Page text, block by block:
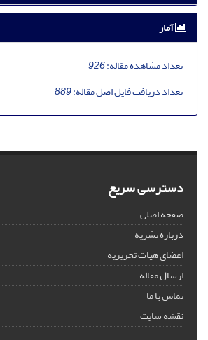
آمار
تعداد مشاهده مقاله:926
تعداد دریافت فایل اصل مقاله:889
دسترسی سریع
صفحه اصلی
درباره نشریه
اعضای هیات تحریریه
ارسال مقاله
تماس با ما
نقشه سایت